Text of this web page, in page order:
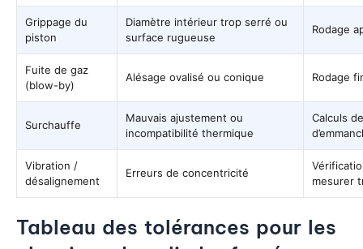
Grippage du
piston
Diamètre intérieur trop serré ou
surface rugueuse
Rodage
Fuite de gaz
(blow-by)
Alésage ovalisé ou conique Rodage
Surchauffe
Mauvais ajustement ou
incompatibilité thermique
Calculs
Vibration /
désalignement
Erreurs de concentricité
mesurer
Tableau des tolérances pour les